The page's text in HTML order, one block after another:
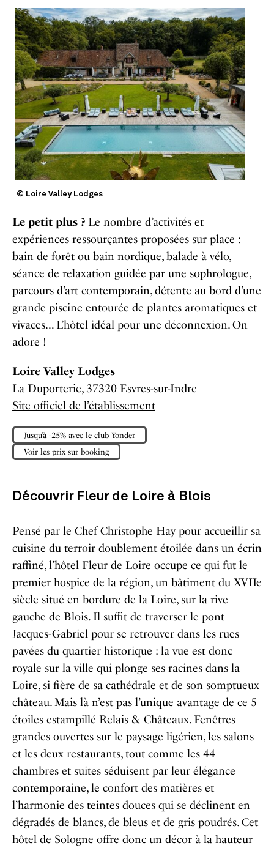
© Loire Valley Lodges
Le petit plus ? Le nombre d’activités et
expériences ressourçantes proposées sur place :
bain de forêt ou bain nordique, balade à vélo,
séance de relaxation guidée par une sophrologue,
parcours d’art contemporain, détente au bord d’une
grande piscine entourée de plantes aromatiques et
vivaces… L’hôtel idéal pour une déconnexion. On
adore !
Loire Valley Lodges
La Duporterie, 37320 Esvres-sur-Indre
Site officiel de l’établissement
Jusqu’à -25% avec le club Yonder
Voir les prix sur booking
Découvrir Fleur de Loire à Blois
Pensé par le Chef Christophe Hay pour accueillir sa
cuisine du terroir doublement étoilée dans un écrin
raffiné,l’hôtel Fleur de Loire occupe ce qui fut le
premier hospice de la région, un bâtiment du XVIIe
siècle situé en bordure de la Loire, sur la rive
gauche de Blois. Il suffit de traverser le pont
Jacques-Gabriel pour se retrouver dans les rues
pavées du quartier historique : la vue est donc
royale sur la ville qui plonge ses racines dans la
Loire, si fière de sa cathédrale et de son somptueux
château. Mais là n’est pas l’unique avantage de ce 5
étoiles estampillé Relais & Châteaux. Fenêtres
grandes ouvertes sur le paysage ligérien, les salons
et les deux restaurants, tout comme les 44
chambres et suites séduisent par leur élégance
contemporaine, le confort des matières et
l’harmonie des teintes douces qui se déclinent en
dégradés de blancs, de bleus et de gris poudrés. Cet
hôtel de Sologne offre donc un décor à la hauteur